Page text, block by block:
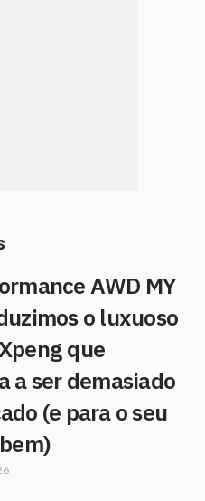
AWD MY
o luxuoso
que
a ser demasiado
(e para o seu